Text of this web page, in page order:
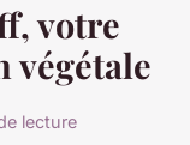
votre
végétale
lecture